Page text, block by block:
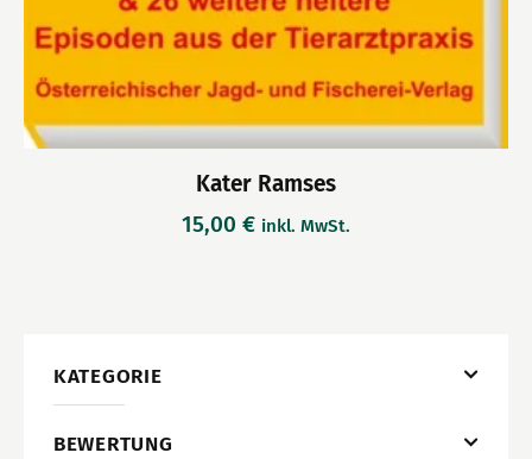
Kater Ramses
15,00 € inkl. MwSt.
KATEGORIE
BEWERTUNG